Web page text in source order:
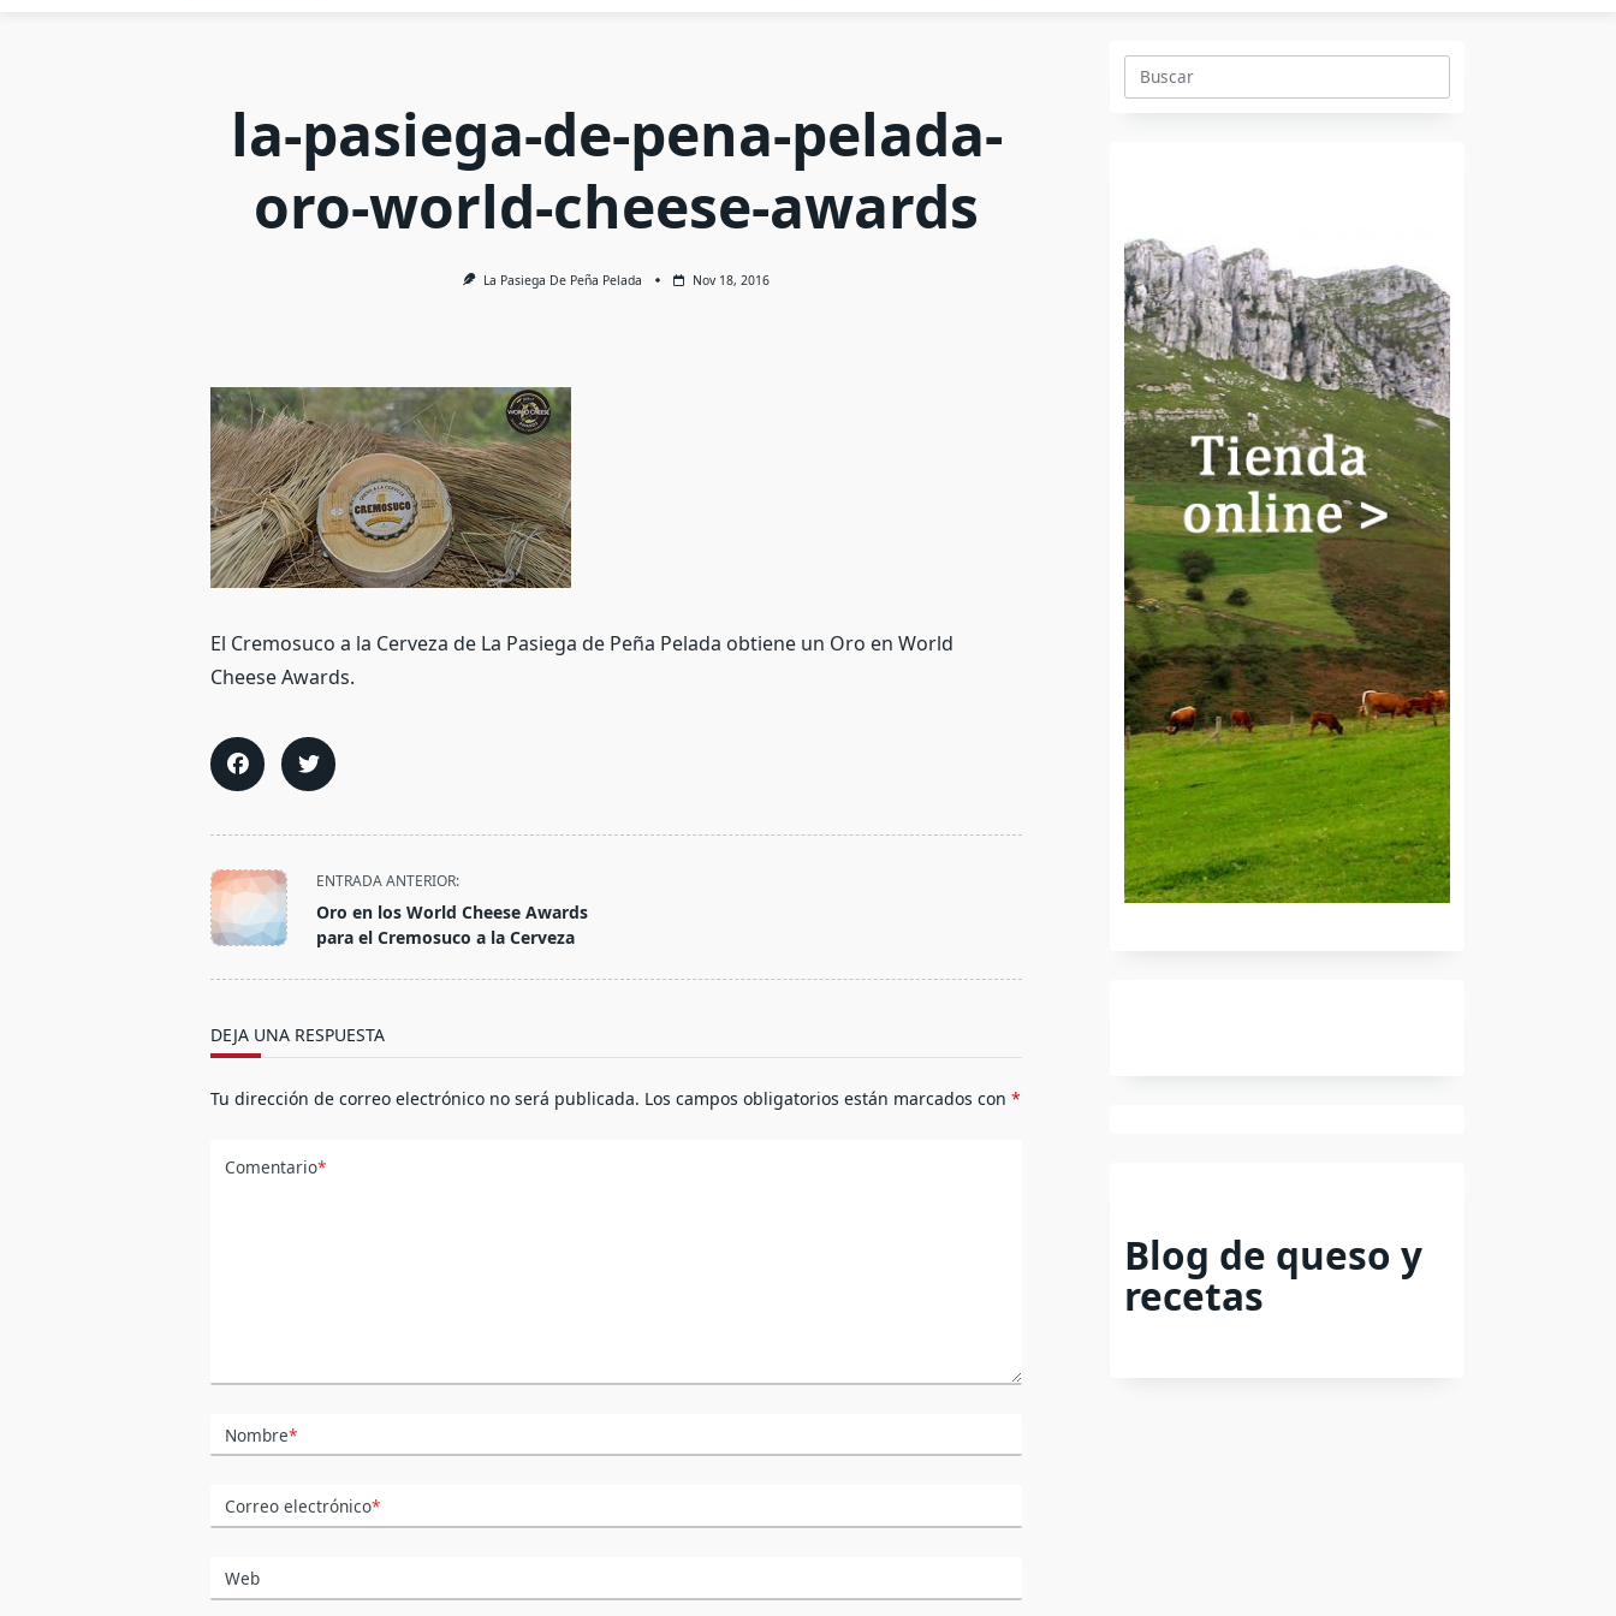
la-pasiega-de-pena-pelada-
oro-world-cheese-awards
La Pasiega De Peña Pelada Nov 18, 2016
El Cremosuco a la Cerveza de La Pasiega de Peña Pelada obtiene un Oro en World
Cheese Awards.
<span
class="nav-
subtitle
ENTRADA ANTERIOR:
Oro en los World Cheese Awards
para el Cremosuco a la Cerveza
DEJA UNA RESPUESTA
Tu dirección de correo electrónico no será publicada. Los campos obligatorios están marcados con*
Comentario*
Nombre*
Correo electrónico*
Web
Buscar:
Blog de queso y
recetas